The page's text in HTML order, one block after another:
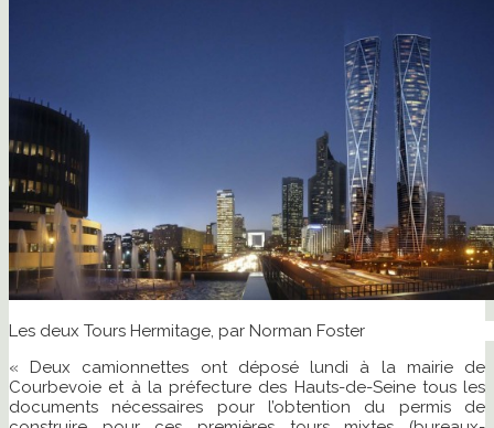
Les deux Tours Hermitage, par Norman Foster
« Deux camionnettes ont déposé lundi à la mairie de
Courbevoie et à la préfecture des Hauts-de-Seine tous les
documents nécessaires pour l’obtention du permis de